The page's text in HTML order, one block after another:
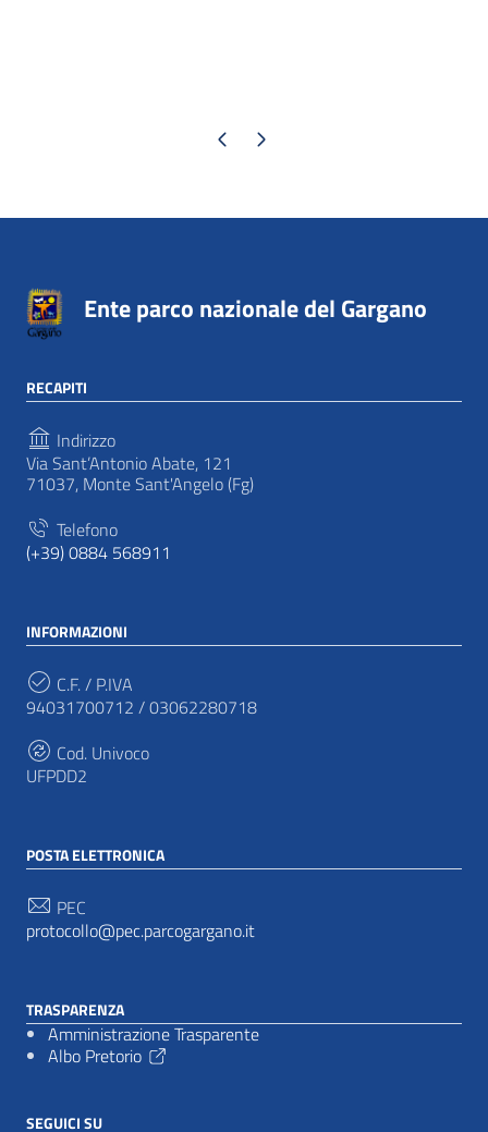
Pagina precedente
Pagina successiva
Ente parco nazionale del Gargano
RECAPITI
Indirizzo
Via Sant’Antonio Abate, 121
71037, Monte Sant'Angelo (Fg)
Telefono
(+39) 0884 568911
INFORMAZIONI
C.F. / P.IVA
94031700712 / 03062280718
Cod. Univoco
UFPDD2
POSTA ELETTRONICA
PEC
protocollo@pec.parcogargano.it
TRASPARENZA
Amministrazione Trasparente
Albo Pretorio
SEGUICI SU